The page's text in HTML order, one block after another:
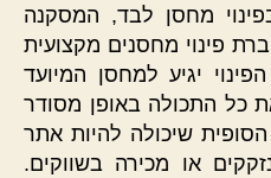
מחסן לבד, המסקנה
פינוי מחסנים מקצועית
יגיע למחסן המיועד
כל התכולה באופן מסודר
שיכולה להיות אתר
או מכירה בשווקים.